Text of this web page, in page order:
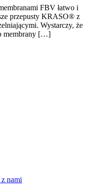
FBV łatwo i
przepusty KRASO® z
Wystarczy, że
membrany […]
nami